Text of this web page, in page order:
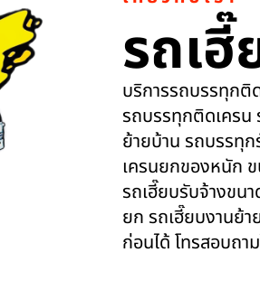
รถเ
บริการรถบรรทุกติ
รถบรรทุกติดเครน
ย้ายบ้าน รถบรรทุ
เครนยกของหนัก
รถเฮี๊ยบรับจ้างขน
ยก รถเฮี๊ยบงานย้า
ก่อนได้ โทรสอบถา